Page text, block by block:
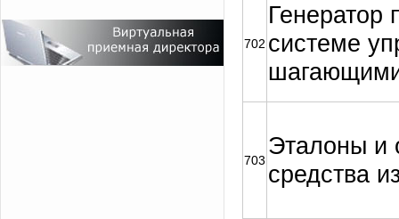
702
Генератор
системе
703
Эталоны и
средства